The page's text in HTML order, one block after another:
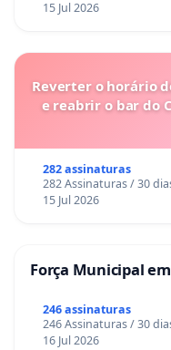
15 Jul 2026
Reverter o horário
e reabrir o bar do
282 assinaturas
282 Assinaturas / 30
15 Jul 2026
Força Municipal
246 assinaturas
246 Assinaturas / 30
16 Jul 2026